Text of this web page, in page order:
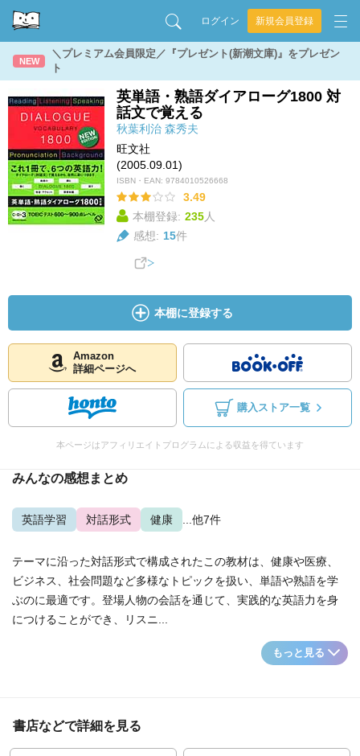
ログイン 新規会員登録
NEW
＼プレミアム会員限定／『プレゼント(新潮文庫)』をプレゼン
ト
英単語・熟語ダイアローグ1800 対
話文で覚える
秋葉利治 森秀夫
旺文社
(2005.09.01)
ISBN・EAN: 9784010526668
3.49
本棚登録: 235人
感想: 15件
本棚に登録する
Amazon
詳細ページへ
購入ストア一覧
本ページはアフィリエイトプログラムによる収益を得ています
みんなの感想まとめ
英語学習 対話形式 健康 ...他7件
テーマに沿った対話形式で構成されたこの教材は、健康や医療、
ビジネス、社会問題など多様なトピックを扱い、単語や熟語を学
ぶのに最適です。登場人物の会話を通じて、実践的な英語力を身
につけることができ、リスニ...
もっと見る
書店などで詳細を見る